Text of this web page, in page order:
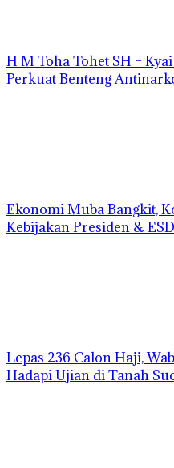
H M Toha Tohet SH –
Perkuat Benteng
Ekonomi Muba Bangkit,
Kebijakan Presiden &
Lepas 236 Calon Haji,
Hadapi Ujian di Tanah